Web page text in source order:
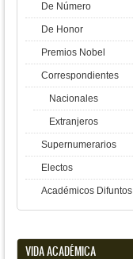
De Número
De Honor
Premios Nobel
Correspondientes
Nacionales
Extranjeros
Supernumerarios
Electos
Académicos Difuntos
VIDA ACADÉMICA